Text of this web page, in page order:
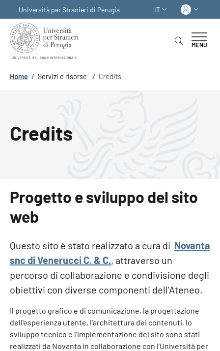
Università per Stranieri di Perugia
SELETTORE LINGUA:
IT
MENU
Briciole di pane
Home / Servizi e risorse / Credits
Credits
Progetto e sviluppo del sito
web
Questo sito è stato realizzato a cura di Novanta
snc di Venerucci C. & C., attraverso un
percorso di collaborazione e condivisione degli
obiettivi con diverse componenti dell’Ateneo.
Il progetto grafico e di comunicazione, la progettazione
dell'esperienza utente, l'architettura dei contenuti, lo
sviluppo tecnico e l'implementazione del sito sono stati
realizzati da Novanta in collaborazione con l’Università per